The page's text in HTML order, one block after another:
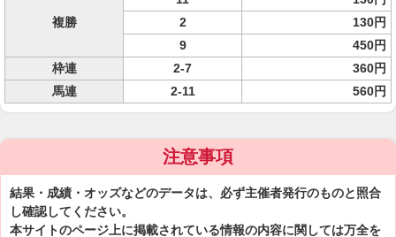
複勝
2
130円
9
450円
枠連
2-7
360円
馬連
2-11 560円
注意事項
結果・成績・オッズなどのデータは、必ず主催者発行のものと照合
し確認してください。
本サイトのページ上に掲載されている情報の内容に関しては万全を